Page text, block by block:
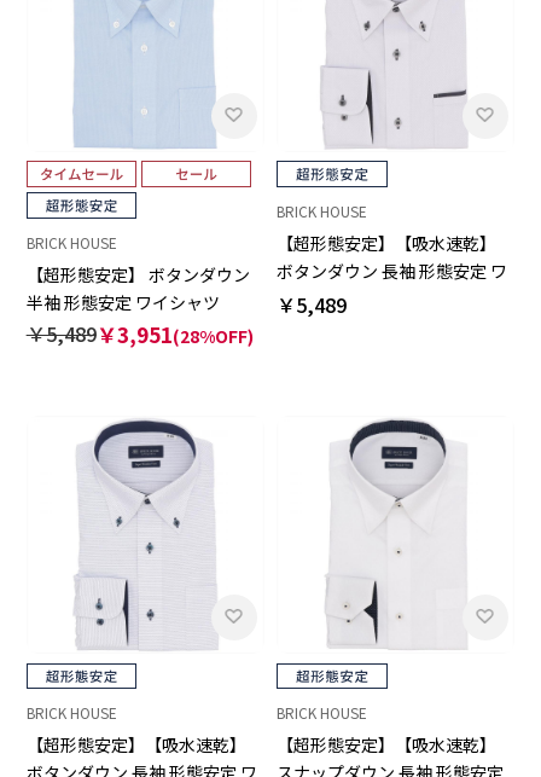
BRICK HOUSE
【超形態安定】 ボタンダウン
半袖 形態安定 ワイシャツ
￥5,489￥3,951(28%OFF)
BRICK HOUSE
【超形態安定】【吸水速乾】
ボタンダウン 長袖 形態安定 ワ
イシャツ
￥5,489
BRICK HOUSE
【超形態安定】【吸水速乾】
BRICK HOUSE
【超形態安定】【吸水速乾】